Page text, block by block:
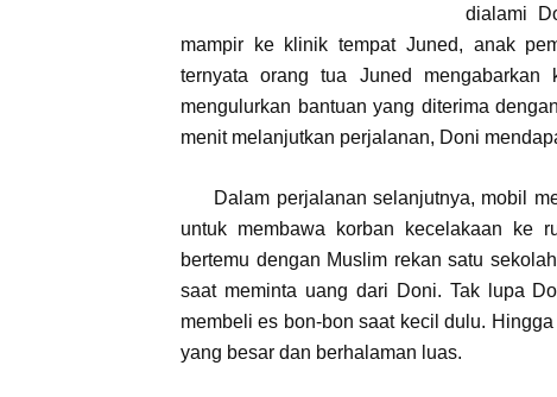
dialami
mampir ke klinik tempat Juned, anak
ternyata orang tua Juned
mengulurkan bantuan yang diterima
menit melanjutkan perjalanan, Doni
Dalam perjalanan selanjutnya, mobil
untuk membawa korban kecelakaan ke
bertemu dengan Muslim rekan satu
saat meminta uang dari Doni. Tak lupa
membeli es bon-bon saat kecil dulu.
yang besar dan berhalaman luas.